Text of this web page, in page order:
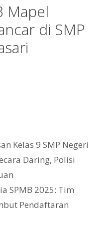
Mapel
di SMP
Kelas 9 SMP Negeri
Daring, Polisi
SPMB 2025: Tim
Pendaftaran